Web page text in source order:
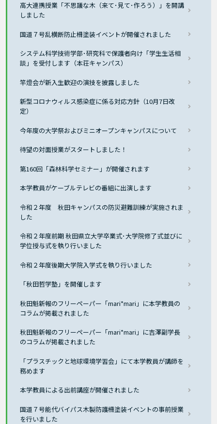
高大連携授業「不思議な木（来て･見て･作ろう）」を開講
しました
国道７号乱横断防止柵塗装イベントが開催されました
システム科学技術学部･研究科で保護者向け「学生生活相
談」を受付します（本荘キャンパス）
竿燈会が新入生歓迎の演技を披露しました
新型コロナウィルス感染症に係る対応方針（10月7日改
定）
今年度の大学祭およびミニオープンキャンパスについて
待望の対面授業がスタートしました！
第160回「森林科学セミナー」が開催されます
本学教員がケーブルテレビの番組に出演します
令和２年度 秋田キャンパスの防災避難訓練が実施されま
した
令和２年度前期 秋田県立大学卒業式･大学院修了式並びに
学位授与式を執り行いました
令和２年度後期大学院入学式を執り行いました
「秋田哲学塾」を開催します
秋田魁新報のフリーペーパー「mari*mari」に本学教員の
コラムが掲載されました
秋田魁新報のフリーペーパー「mari*mari」に吉澤副学長
のコラムが掲載されました
「プラスチックと地球環境学習会」にて本学教員が講師を
務めます
本学教員による出前講座が開催されました
国道７号能代バイパス木製防護柵塗装イベントの事前授業
を行いました